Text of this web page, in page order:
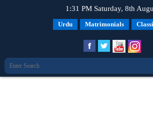
1:31 PM Saturday, 8th
Urdu Matrimonials